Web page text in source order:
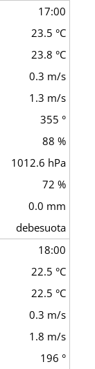
17:00
23.5 °C
23.8 °C
0.3 m/s
1.3 m/s
355 °
88 %
1012.6 hPa
72 %
0.0 mm
debesuota
18:00
22.5 °C
22.5 °C
0.3 m/s
1.8 m/s
196 °